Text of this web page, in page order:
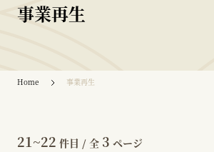
事業再生
Home 事業再生
21~22 件目 / 全 3 ページ